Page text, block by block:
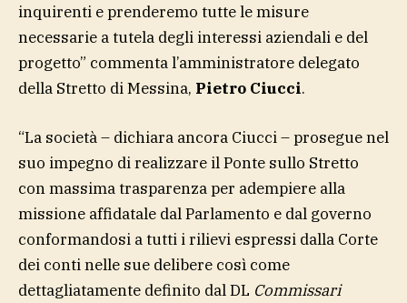
inquirenti e prenderemo tutte le misure
necessarie a tutela degli interessi aziendali e del
progetto” commenta l’amministratore delegato
della Stretto di Messina, Pietro Ciucci.
“La società – dichiara ancora Ciucci – prosegue nel
suo impegno di realizzare il Ponte sullo Stretto
con massima trasparenza per adempiere alla
missione affidatale dal Parlamento e dal governo
conformandosi a tutti i rilievi espressi dalla Corte
dei conti nelle sue delibere così come
dettagliatamente definito dal DL Commissari